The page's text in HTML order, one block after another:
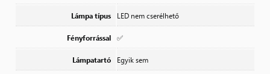
Lámpa típus LED nem cserélhető
Fényforrással ✅
Lámpatartó Egyik sem